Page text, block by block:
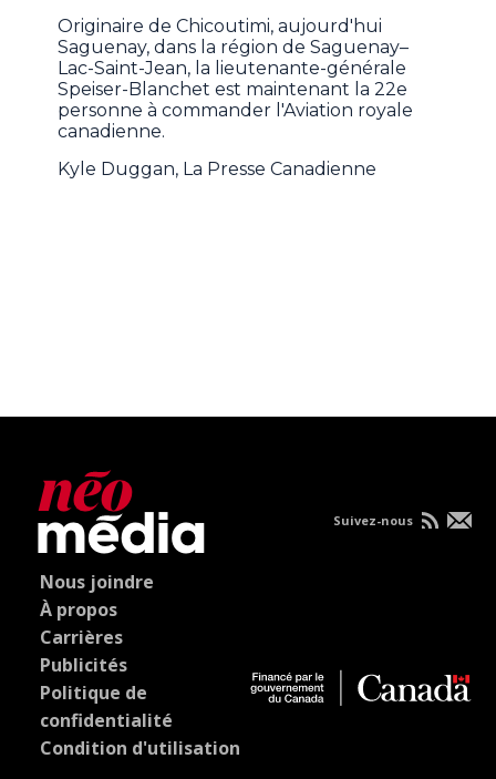
Originaire de Chicoutimi, aujourd'hui
Saguenay, dans la région de Saguenay–
Lac-Saint-Jean, la lieutenante-générale
Speiser-Blanchet est maintenant la 22e
personne à commander l'Aviation royale
canadienne.
Kyle Duggan, La Presse Canadienne
Nous joindre
À propos
Carrières
Publicités
Politique de
confidentialité
Condition d'utilisation
Suivez-nous